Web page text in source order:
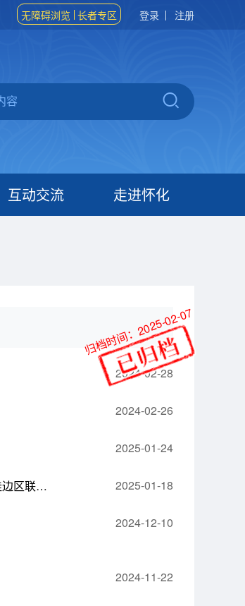
无障碍浏览 长者专区 登录 注册
互动交流 走进怀化
2024-02-28
2024-02-26
2025-01-24
民生可感行动 | 56家企业提供1万余个优质岗位 怀化市启动2025年“春风行动”暨湘黔渝桂边区联合招聘活动 2025-01-18
2024-12-10
2024-11-22
归档时间：2025-02-07